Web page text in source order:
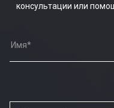
консультации или